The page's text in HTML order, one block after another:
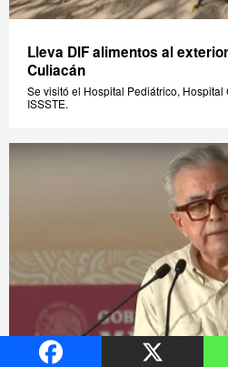
Lleva DIF alimentos al
Culiacán
Se visitó el Hospital Pediátrico,
ISSSTE.